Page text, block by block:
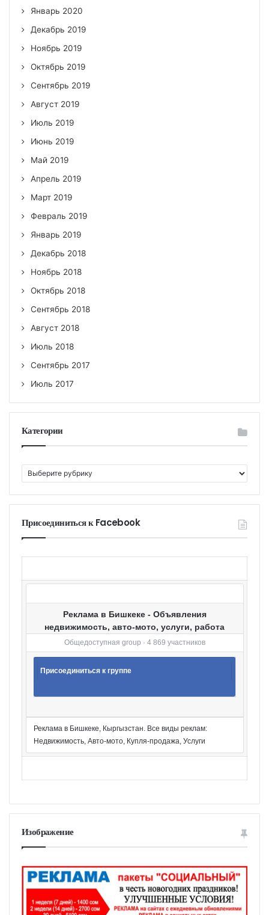
Январь 2020
Декабрь 2019
Ноябрь 2019
Октябрь 2019
Сентябрь 2019
Август 2019
Июль 2019
Июнь 2019
Май 2019
Апрель 2019
Март 2019
Февраль 2019
Январь 2019
Декабрь 2018
Ноябрь 2018
Октябрь 2018
Сентябрь 2018
Август 2018
Июль 2018
Сентябрь 2017
Июль 2017
Категории
а
т
г
и
Присоединиться к Facebook
Реклама в Бишкеке - Объявления
недвижимость, авто-мото, услуги, работа
Общедоступная group · 4 869 участников
Присоединиться к группе
Реклама в Бишкеке, Кыргызстан. Все виды реклам:
Недвижимость, Авто-мото, Купля-продажа, Услуги
Изображение